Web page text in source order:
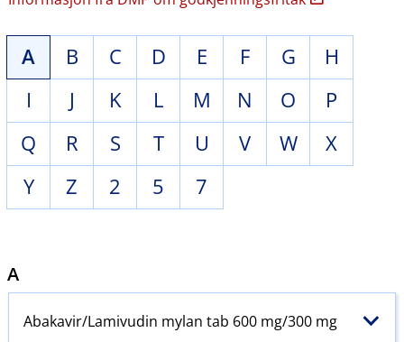
A B C D E F G
H
I
J K L M N O
P
Q
R S T U V W
X
Y
Z 2 5 7
A
Abakavir​/​Lamivudin mylan tab 600 mg/300 mg